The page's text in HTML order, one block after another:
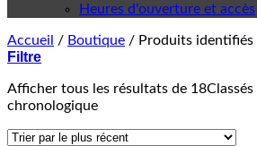
Heures d'ouverture et accès
Accueil / Boutique / Produits identifiés
Filtre
Afficher tous les résultats de 18
chronologique